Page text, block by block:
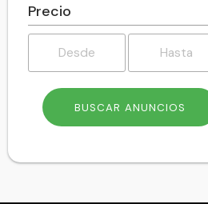
Antzuola
Arama
Aretxabaleta
Arrasate
Asteasu
Astigarraga
Precio